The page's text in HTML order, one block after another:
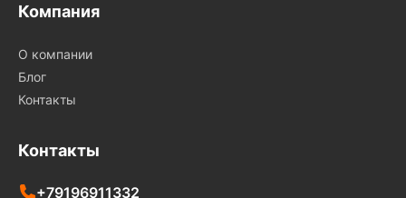
Компания
О компании
Блог
Контакты
Контакты
+79196911332